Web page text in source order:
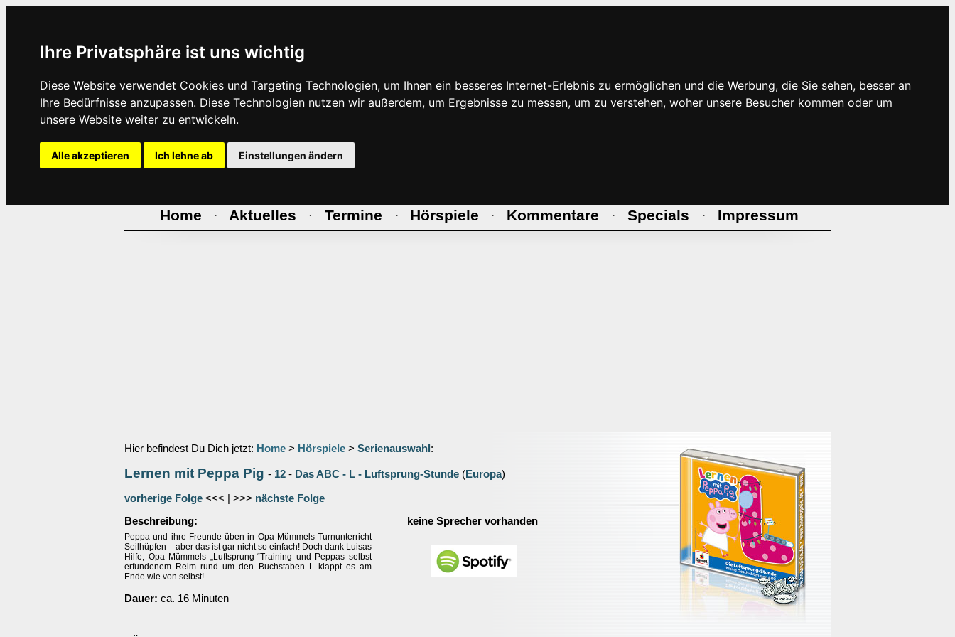
Ihre Privatsphäre ist uns wichtig
Diese Website verwendet Cookies und Targeting Technologien, um Ihnen ein besseres Internet-Erlebnis zu ermöglichen und die Werbung, die Sie sehen, besser an
Ihre Bedürfnisse anzupassen. Diese Technologien nutzen wir außerdem, um Ergebnisse zu messen, um zu verstehen, woher unsere Besucher kommen oder um
unsere Website weiter zu entwickeln.
Alle akzeptieren Ich lehne ab Einstellungen ändern
Home · Aktuelles · Termine · Hörspiele · Kommentare · Specials · Impressum
Hier befindest Du Dich jetzt: Home > Hörspiele > Serienauswahl :
Lernen mit Peppa Pig - 12 - Das ABC - L - Luftsprung-Stunde (Europa)
vorherige Folge <<< | >>> nächste Folge
Beschreibung:
Peppa und ihre Freunde üben in Opa Mümmels Turnunterricht
Seilhüpfen – aber das ist gar nicht so einfach! Doch dank Luisas
Hilfe, Opa Mümmels „Luftsprung-“Training und Peppas selbst
erfundenem Reim rund um den Buchstaben L klappt es am
Ende wie von selbst!
Dauer: ca. 16 Minuten
keine Sprecher vorhanden